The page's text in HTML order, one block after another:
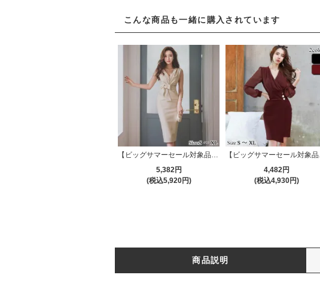
こんな商品も一緒に購入されています
5,382円
(税込5,920円)
4,482円
(税込4,930円)
商品説明